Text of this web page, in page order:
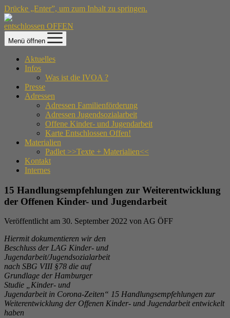
Drücke „Enter”, um zum Inhalt zu springen.
entschlossen OFFEN
Menü öffnen
Aktuelles
Infos
Was ist die IVOA ?
Presse
Adressen
Adressen Familienförderung
Adressen Jugendsozialarbeit
Offene Kinder- und Jugendarbeit
Karte Entschlossen Offen!
Materialien
Padlet >>Texte + Materialien<<
Kontakt
Internes
15 Handlungsempfehlungen zur Weiterentwicklung
der Offenen Kinder- und Jugendarbeit
Veröffentlicht am 30. September 2022 von AG ÖFF
Hiermit dokumentieren wir den
Beschluss der LAG Kinder- und
Jugendarbeit/Jugendsozialarbeit
nach SBG VIII §78 die auf
Grundlage der Hamburger
Studie „Kinder- und
Jugendarbeit in Corona-Zeiten“ 15 Handlungsempfehlungen zur
Weiterentwicklung der Offenen Kinder- und Jugendarbeit entwickelt
haben